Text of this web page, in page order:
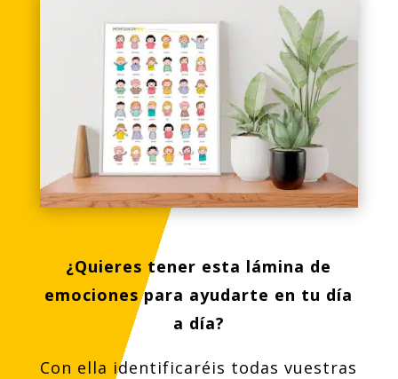
¿Quieres tener esta lámina de
emociones para ayudarte en tu día
a día?
Con ella identificaréis todas vuestras